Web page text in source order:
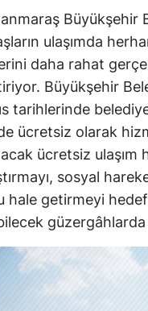
Büyükşehir
ulaşımda
daha rahat
Büyükşehir
tarihlerinde
ücretsiz olarak
ücretsiz ulaşım
sosyal
hale getirmeyi
güzergâhlarda